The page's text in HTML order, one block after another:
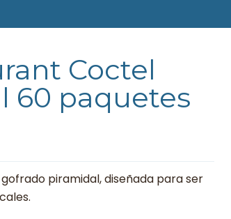
Coctel
60 paquetes
piramidal, diseñada para ser